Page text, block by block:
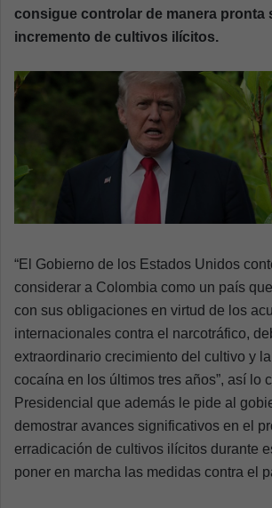
i
l
consigue controlar de manera pronta
incremento de cultivos ilícitos.
“El Gobierno de los Estados Unidos
considerar a Colombia como un país
con sus obligaciones en virtud de los
internacionales contra el narcotráfico,
extraordinario crecimiento del cultivo y
cocaína en los últimos tres años”, así lo
Presidencial que además le pide al
demostrar avances significativos en el
erradicación de cultivos ilícitos durante
poner en marcha las medidas contra el